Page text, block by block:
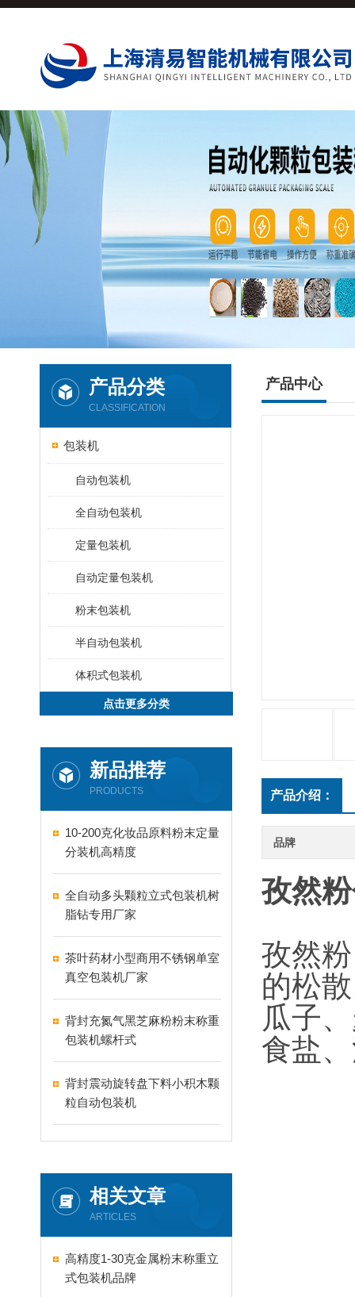
产品分类
CLASSIFICATION
包装机
自动包装机
全自动包装机
定量包装机
自动定量包装机
粉末包装机
半自动包装机
体积式包装机
点击更多分类
新品推荐
PRODUCTS
10-200克化妆品原料粉末定量
分装机高精度
全自动多头颗粒立式包装机树
脂钻专用厂家
茶叶药材小型商用不锈钢单室
真空包装机厂家
背封充氮气黑芝麻粉粉末称重
包装机螺杆式
背封震动旋转盘下料小积木颗
粒自动包装机
相关文章
ARTICLES
高精度1-30克金属粉末称重立
式包装机品牌
产品中心
产品介绍：
品牌
孜然
孜然
的松
瓜子
食盐